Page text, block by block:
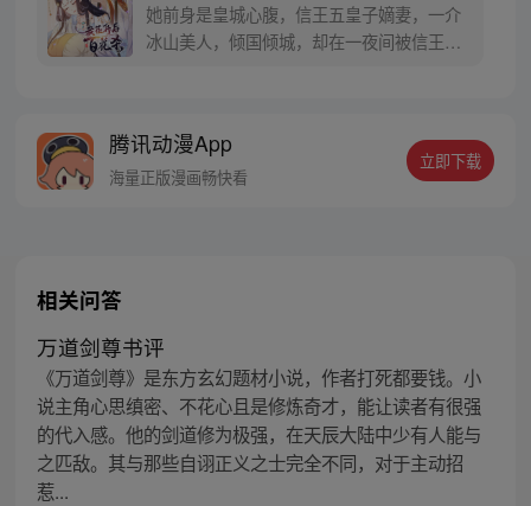
她前身是皇城心腹，信王五皇子嫡妻，一介
冰山美人，倾国倾城，却在一夜间被信王屠
人一事能令她动容。
腾讯动漫App
海量正版漫画畅快看
立即下载
相关问答
万道剑尊书评
《万道剑尊》是东方玄幻题材小说，作者打死都要钱。小
说主角心思缜密、不花心且是修炼奇才，能让读者有很强
的代入感。他的剑道修为极强，在天辰大陆中少有人能与
之匹敌。其与那些自诩正义之士完全不同，对于主动招
惹...